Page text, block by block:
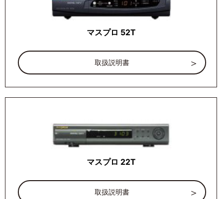
マスプロ 52T
取扱説明書
マスプロ 22T
取扱説明書